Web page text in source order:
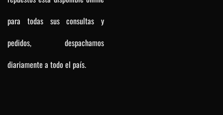
para todas sus consultas y
pedidos, despachamos
diariamente a todo el país.